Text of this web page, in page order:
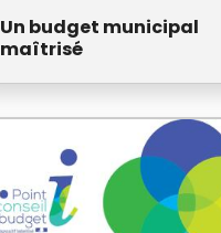
Un budget municipal
maîtrisé